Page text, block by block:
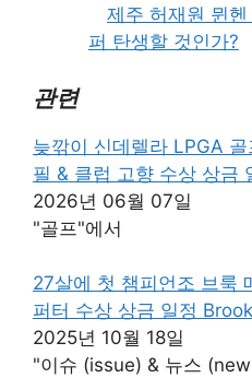
제주 허재원 뮌
퍼 탄생할 것인가?
관련
늦깎이 신데렐라 LPGA
필 & 클럽 고향 수상 상금
2026년 06월 07일
"골프"에서
27살에 첫 챔피언조 브룩
퍼터 수상 상금 일정
2025년 10월 18일
"이슈 (issue) & 뉴스